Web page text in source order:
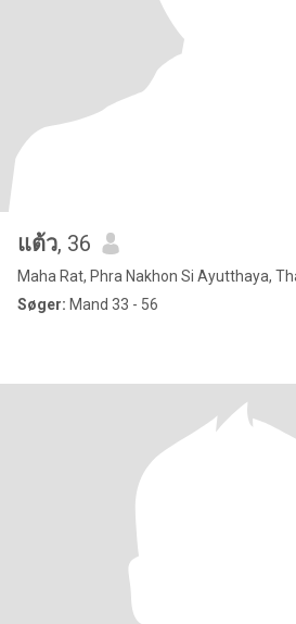
แต้ว, 36
Maha Rat, Phra Nakhon Si Ayutthaya,
Søger: Mand 33 - 56